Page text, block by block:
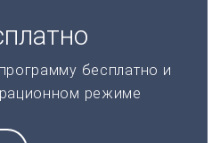
бесплатно и
режиме